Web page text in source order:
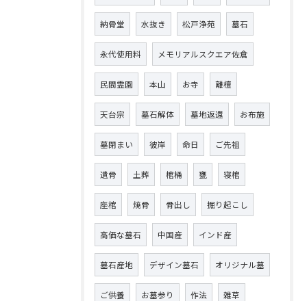
納骨堂 水抜き 松戸浄苑 墓石
永代使用料 メモリアルスクエア佐倉
民間霊園 本山 お寺 離檀
天台宗 墓石解体 墓地返還 お布施
墓閉まい 彼岸 命日 ご先祖
遺骨 土葬 棺桶 甕 寝棺
座棺 焼骨 骨出し 掘り起こし
高価な墓石 中国産 インド産
墓石産地 デザイン墓石 オリジナル墓
ご供養 お墓参り 作法 雑草